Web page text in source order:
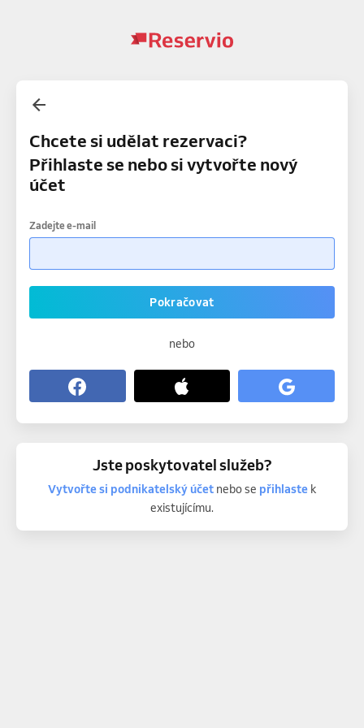
Chcete si udělat rezervaci?
Přihlaste se nebo si vytvořte nový
účet
Zadejte e-mail
Pokračovat
nebo
Jste poskytovatel služeb?
Vytvořte si podnikatelský účetnebo se přihlastek
existujícímu.